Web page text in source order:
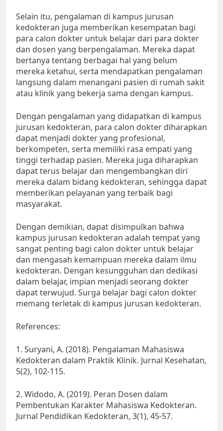
Selain itu, pengalaman di kampus jurusan
kedokteran juga memberikan kesempatan bagi
para calon dokter untuk belajar dari para dokter
dan dosen yang berpengalaman. Mereka dapat
bertanya tentang berbagai hal yang belum
mereka ketahui, serta mendapatkan pengalaman
langsung dalam menangani pasien di rumah sakit
atau klinik yang bekerja sama dengan kampus.
Dengan pengalaman yang didapatkan di kampus
jurusan kedokteran, para calon dokter diharapkan
dapat menjadi dokter yang profesional,
berkompeten, serta memiliki rasa empati yang
tinggi terhadap pasien. Mereka juga diharapkan
dapat terus belajar dan mengembangkan diri
mereka dalam bidang kedokteran, sehingga dapat
memberikan pelayanan yang terbaik bagi
masyarakat.
Dengan demikian, dapat disimpulkan bahwa
kampus jurusan kedokteran adalah tempat yang
sangat penting bagi calon dokter untuk belajar
dan mengasah kemampuan mereka dalam ilmu
kedokteran. Dengan kesungguhan dan dedikasi
dalam belajar, impian menjadi seorang dokter
dapat terwujud. Surga belajar bagi calon dokter
memang terletak di kampus jurusan kedokteran.
References:
1. Suryani, A. (2018). Pengalaman Mahasiswa
Kedokteran dalam Praktik Klinik. Jurnal Kesehatan,
5(2), 102-115.
2. Widodo, A. (2019). Peran Dosen dalam
Pembentukan Karakter Mahasiswa Kedokteran.
Jurnal Pendidikan Kedokteran, 3(1), 45-57.